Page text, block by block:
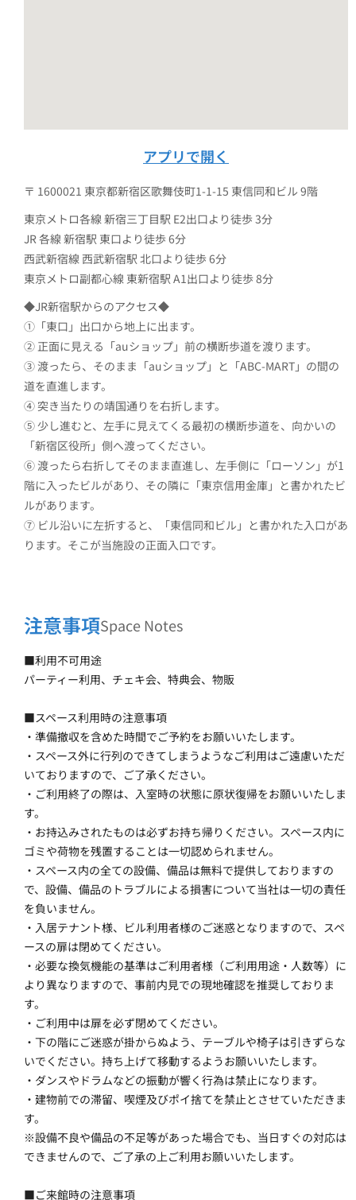
アプリで開く
〒 1600021 東京都新宿区歌舞伎町1-1-15 東信同和ビル 9階
東京メトロ各線 新宿三丁目駅 E2出口より徒歩 3分
JR 各線 新宿駅 東口より徒歩 6分
西武新宿線 西武新宿駅 北口より徒歩 6分
東京メトロ副都心線 東新宿駅 A1出口より徒歩 8分
◆JR新宿駅からのアクセス◆
①「東口」出口から地上に出ます。
② 正面に見える「auショップ」前の横断歩道を渡ります。
③ 渡ったら、そのまま「auショップ」と「ABC-MART」の間の
道を直進します。
④ 突き当たりの靖国通りを右折します。
⑤ 少し進むと、左手に見えてくる最初の横断歩道を、向かいの
「新宿区役所」側へ渡ってください。
⑥ 渡ったら右折してそのまま直進し、左手側に「ローソン」が1
階に入ったビルがあり、その隣に「東京信用金庫」と書かれたビ
ルがあります。
⑦ ビル沿いに左折すると、「東信同和ビル」と書かれた入口があ
ります。そこが当施設の正面入口です。
注意事項Space Notes
■利用不可用途
パーティー利用、チェキ会、特典会、物販
■スペース利用時の注意事項
・準備撤収を含めた時間でご予約をお願いいたします。
・スペース外に行列のできてしまうようなご利用はご遠慮いただ
いておりますので、ご了承ください。
・ご利用終了の際は、入室時の状態に原状復帰をお願いいたしま
す。
・お持込みされたものは必ずお持ち帰りください。スペース内に
ゴミや荷物を残置することは一切認められません。
・スペース内の全ての設備、備品は無料で提供しておりますの
で、設備、備品のトラブルによる損害について当社は一切の責任
を負いません。
・入居テナント様、ビル利用者様のご迷惑となりますので、スペ
ースの扉は閉めてください。
・必要な換気機能の基準はご利用者様（ご利用用途・人数等）に
より異なりますので、事前内見での現地確認を推奨しておりま
す。
・ご利用中は扉を必ず閉めてください。
・下の階にご迷惑が掛からぬよう、テーブルや椅子は引きずらな
いでください。持ち上げて移動するようお願いいたします。
・ダンスやドラムなどの振動が響く行為は禁止になります。
・建物前での滞留、喫煙及びポイ捨てを禁止とさせていただきま
す。
※設備不良や備品の不足等があった場合でも、当日すぐの対応は
できませんので、ご了承の上ご利用お願いいたします。
■ご来館時の注意事項